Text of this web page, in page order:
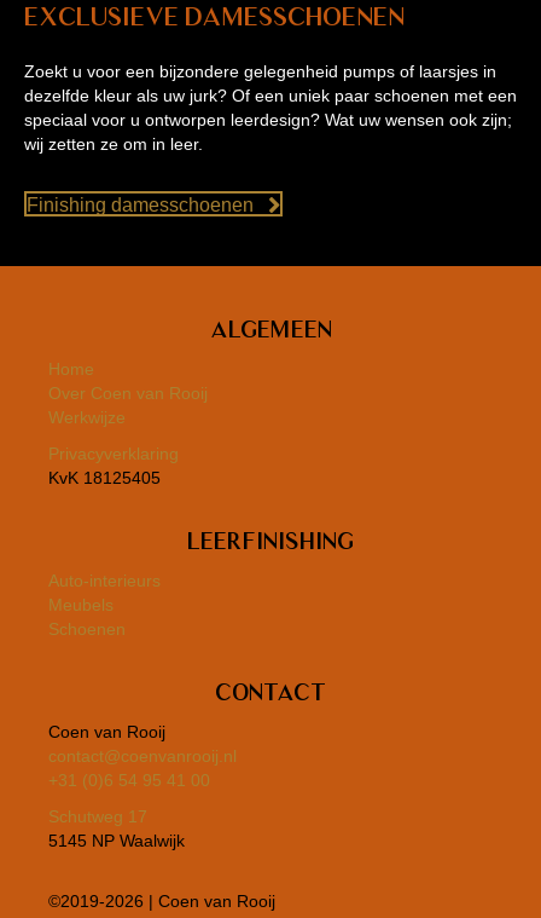
Exclusieve Damesschoenen
Zoekt u voor een bijzondere gelegenheid pumps of laarsjes in
dezelfde kleur als uw jurk? Of een uniek paar schoenen met een
speciaal voor u ontworpen leerdesign? Wat uw wensen ook zijn;
wij zetten ze om in leer.
Finishing damesschoenen
Algemeen
Home
Over Coen van Rooij
Werkwijze
Privacyverklaring
KvK 18125405
Leerfinishing
Auto-interieurs
Meubels
Schoenen
Contact
Coen van Rooij
contact@coenvanrooij.nl
+31 (0)6 54 95 41 00
Schutweg 17
5145 NP Waalwijk
©2019-2026 | Coen van Rooij